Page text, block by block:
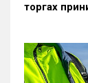
торгах